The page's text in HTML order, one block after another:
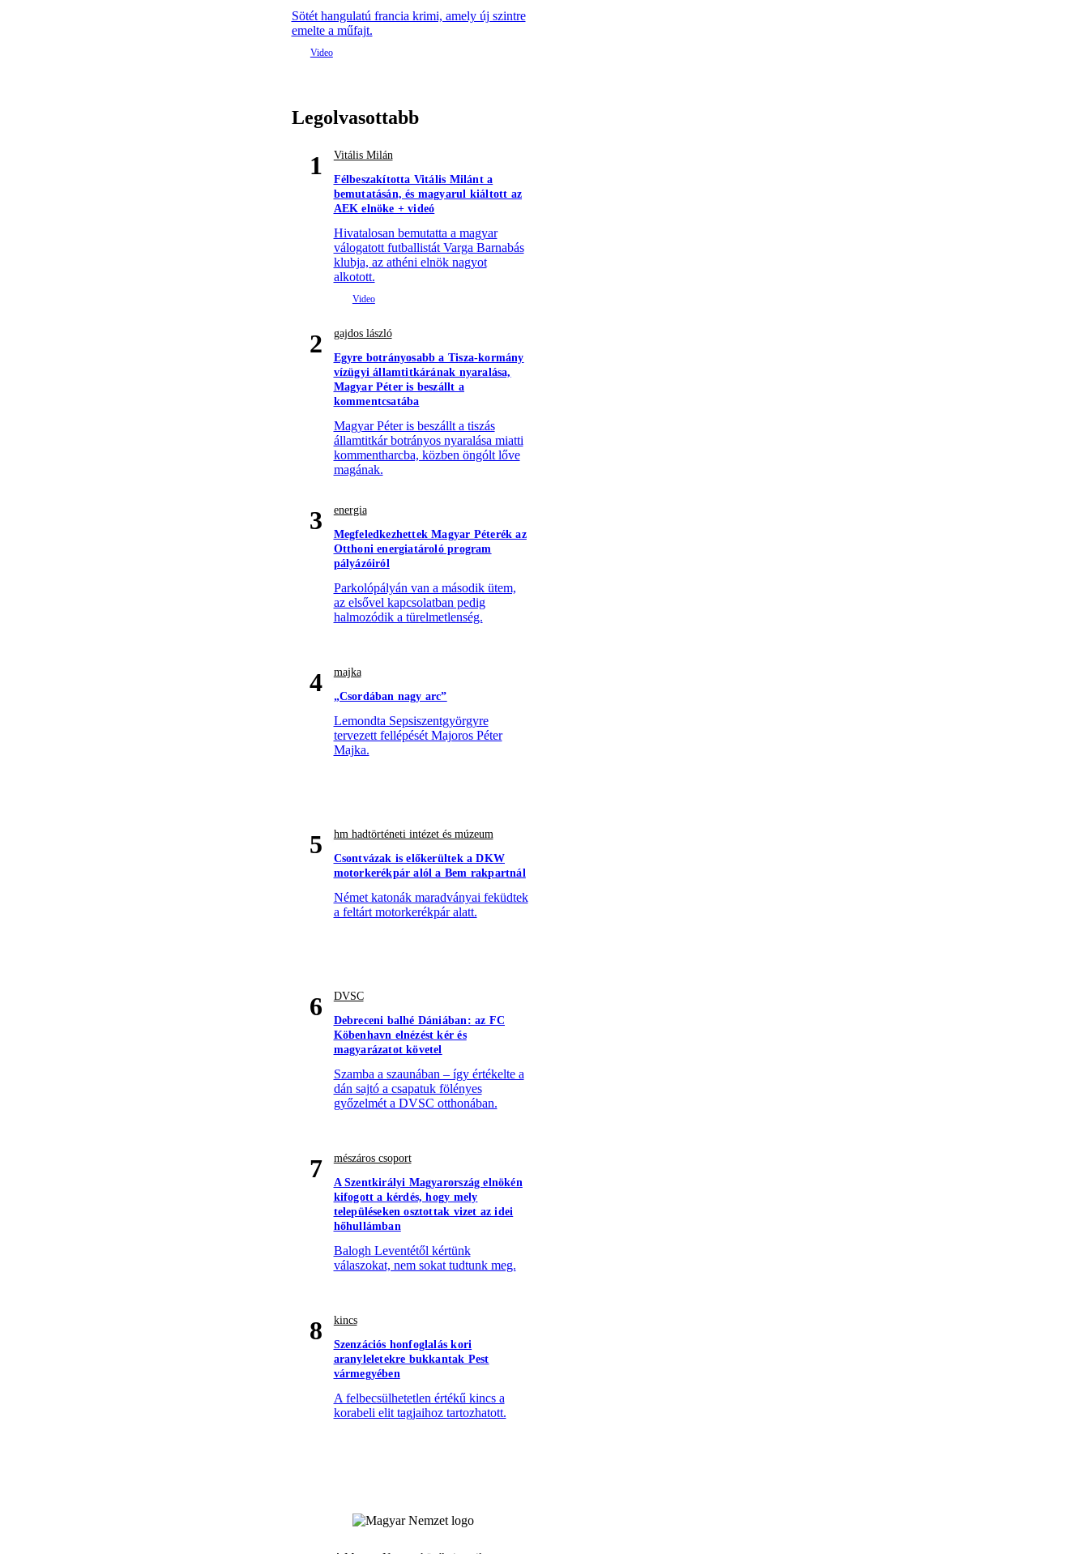
Sötét hangulatú francia krimi, amely új szintre
emelte a műfajt.
Legolvasottabb
1
Vitális Milán
Félbeszakította Vitális Milánt a
bemutatásán, és magyarul kiáltott az
AEK elnöke + videó
Hivatalosan bemutatta a magyar
válogatott futballistát Varga Barnabás
klubja, az athéni elnök nagyot
alkotott.
2
gajdos lászló
Egyre botrányosabb a Tisza-kormány
vízügyi államtitkárának nyaralása,
Magyar Péter is beszállt a
kommentcsatába
Magyar Péter is beszállt a tiszás
államtitkár botrányos nyaralása miatti
kommentharcba, közben öngólt lőve
magának.
3
energia
Megfeledkezhettek Magyar Péterék az
Otthoni energiatároló program
pályázóiról
Parkolópályán van a második ütem,
az elsővel kapcsolatban pedig
halmozódik a türelmetlenség.
4
majka
„Csordában nagy arc”
Lemondta Sepsiszentgyörgyre
tervezett fellépését Majoros Péter
Majka.
5
hm hadtörténeti intézet és múzeum
Csontvázak is előkerültek a DKW
motorkerékpár alól a Bem rakpartnál
Német katonák maradványai feküdtek
a feltárt motorkerékpár alatt.
6
DVSC
Debreceni balhé Dániában: az FC
Köbenhavn elnézést kér és
magyarázatot követel
Szamba a szaunában – így értékelte a
dán sajtó a csapatuk fölényes
győzelmét a DVSC otthonában.
7
mészáros csoport
A Szentkirályi Magyarország elnökén
kifogott a kérdés, hogy mely
településeken osztottak vizet az idei
hőhullámban
Balogh Leventétől kértünk
válaszokat, nem sokat tudtunk meg.
8
kincs
Szenzációs honfoglalás kori
aranyleletekre bukkantak Pest
vármegyében
A felbecsülhetetlen értékű kincs a
korabeli elit tagjaihoz tartozhatott.